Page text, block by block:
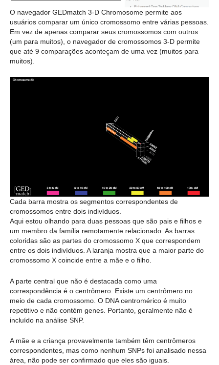
O navegador GEDmatch 3-D Chromosome permite aos
usuários comparar um único cromossomo entre várias pessoas.
Em vez de apenas comparar seus cromossomos com outros
(um para muitos), o navegador de cromossomos 3-D permite
que até 9 comparações aconteçam de uma vez (muitos para
muitos).
Cada barra mostra os segmentos correspondentes de
cromossomos entre dois indivíduos.
Aqui estou olhando para duas pessoas que são pais e filhos e
um membro da família remotamente relacionado. As barras
coloridas são as partes do cromossomo X que correspondem
entre os dois indivíduos. A laranja mostra que a maior parte do
cromossomo X coincide entre a mãe e o filho.
A parte central que não é destacada como uma
correspondência é o centrômero. Existe um centrômero no
meio de cada cromossomo. O DNA centromérico é muito
repetitivo e não contém genes. Portanto, geralmente não é
incluído na análise SNP.
A mãe e a criança provavelmente também têm centrômeros
correspondentes, mas como nenhum SNPs foi analisado nessa
área, não pode ser confirmado que eles são iguais.